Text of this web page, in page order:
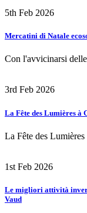
5th Feb 2026
Mercatini di Natale
Con l'avvicinarsi
3rd Feb 2026
La Fête des Lumières à
La Fête des
1st Feb 2026
Le migliori attività
Vaud